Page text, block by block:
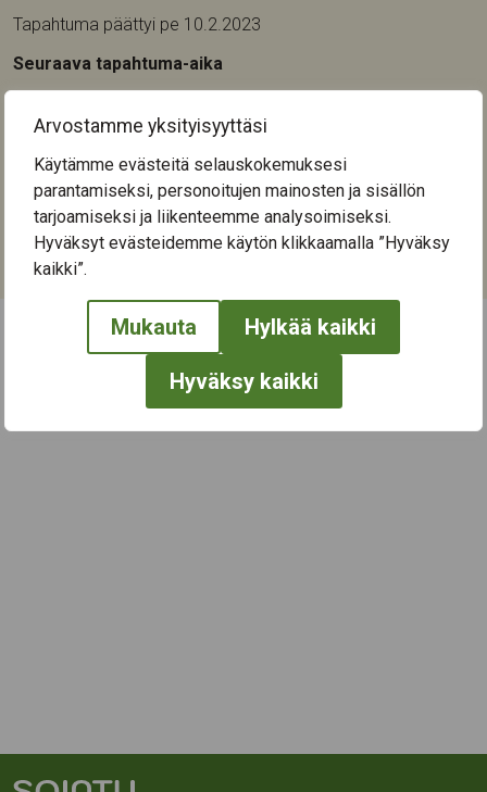
Arvostamme yksityisyyttäsi
Käytämme evästeitä selauskokemuksesi
parantamiseksi, personoitujen mainosten ja sisällön
tarjoamiseksi ja liikenteemme analysoimiseksi.
Hyväksyt evästeidemme käytön klikkaamalla ”Hyväksy
kaikki”.
Mukauta Hylkää kaikki
Hyväksy kaikki
Tapahtuma päättyi pe 10.2.2023
Seuraava tapahtuma-aika
Tapahtumapaikka:
Keinupuistokeskus
Orivedenkatu 28
33720 Tampere
Kategoriat:
Liikunta,Muistikuntoutus
← Näytä kaikki tapahtumat